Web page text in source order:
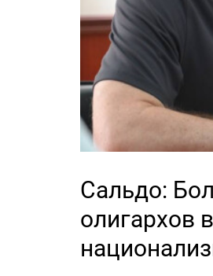
Сальдо:
олигархов